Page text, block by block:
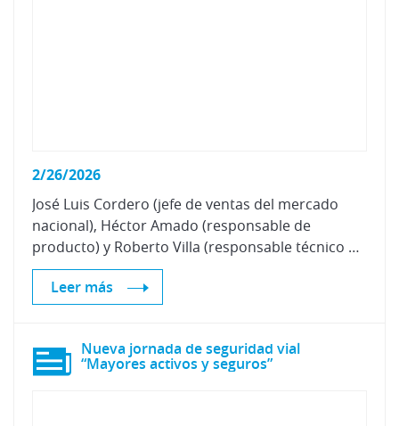
2/26/2026
José Luis Cordero (jefe de ventas del mercado
nacional), Héctor Amado (responsable de
producto) y Roberto Villa (responsable técnico de aplicación) de Sagola han visitado nuestras instalaciones para presentar las nuevas pistolas 4600 HEX y 3600 XPT.
Leer más
Nueva jornada de seguridad vial
“Mayores activos y seguros”